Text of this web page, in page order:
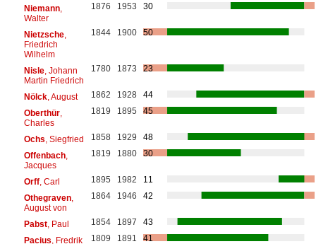
Niemann,
Walter
1876 1953 30
Nietzsche,
Friedrich
Wilhelm
1844 1900 50
Nisle, Johann
Martin Friedrich
1780 1873 23
Nölck, August 1862 1928
44
Oberthür,
Charles
1819 1895 45
Ochs , Siegfried 1858 1929
48
Offenbach,
Jacques
1819 1880 30
Orff, Carl 1895 1982
11
Othegraven,
August von
1864 1946 42
Pabst, Paul 1854 1897
43
Pacius , Fredrik 1809 1891 41